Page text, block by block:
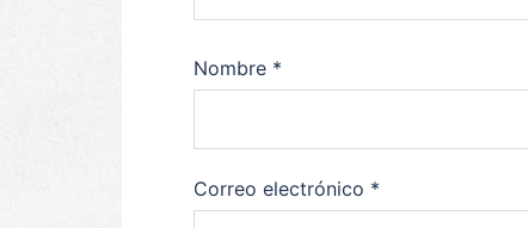
Nombre *
Correo electrónico *